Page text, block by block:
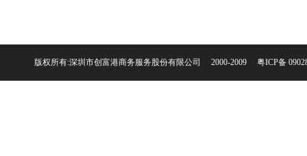
版权所有:深圳市创富港商务服务股份有限公司 2000-2009 粤ICP备